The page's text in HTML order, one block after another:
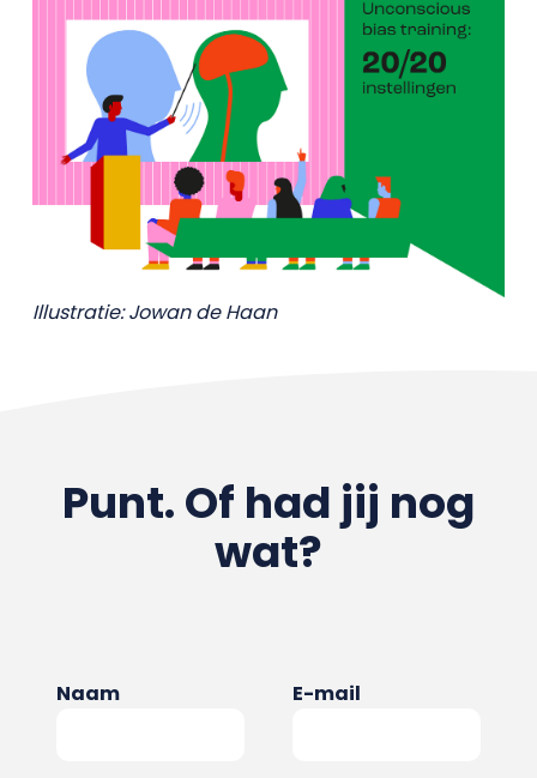
Illustratie: Jowan de Haan
Punt. Of had jij nog
wat?
Naam E-mail